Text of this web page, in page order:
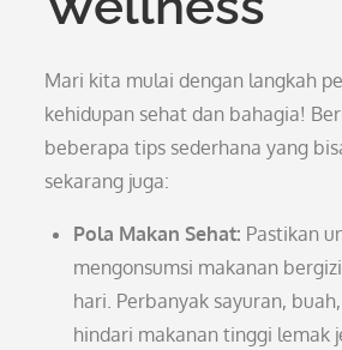
Mari kita mulai dengan langkah
kehidupan sehat dan bahagia!
beberapa tips sederhana yang
sekarang juga:
Pola Makan Sehat: Pastikan
mengonsumsi makanan
hari. Perbanyak sayuran,
hindari makanan tinggi lemak